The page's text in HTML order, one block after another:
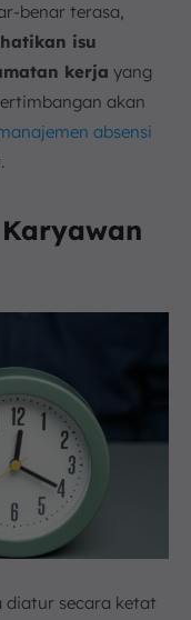
benar terasa,
isu
kerja yang
akan
absensi
diatur secara ketat